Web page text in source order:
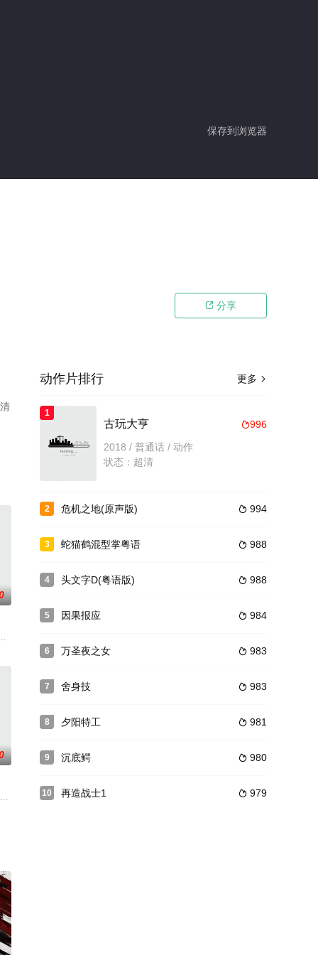
保存到浏览器
 分享
打
惜大肆剥削地方大名的财产和土地。为达到监
corpses leads
更多 
动作片排行
1
996
古玩大亨
2018 / 普通话 / 动作
状态：超清
2  994
危机之地(原声版)
3  988
蛇猫鹤混型掌粤语
4  988
头文字D(粤语版)
5  984
因果报应
6  983
万圣夜之女
7  983
舍身技
8  981
夕阳特工
9  980
沉底鳄
10  979
再造战士1